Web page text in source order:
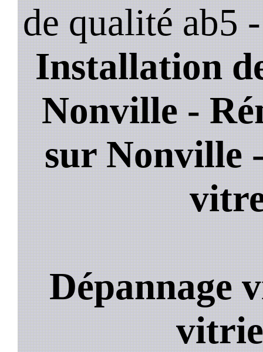
de qualité ab5
Installation
Nonville -
sur Nonville
Dépannage